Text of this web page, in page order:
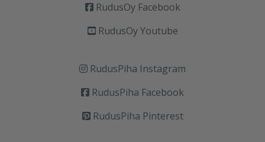
RudusOy Facebook
RudusOy Youtube
RudusPiha Instagram
RudusPiha Facebook
RudusPiha Pinterest